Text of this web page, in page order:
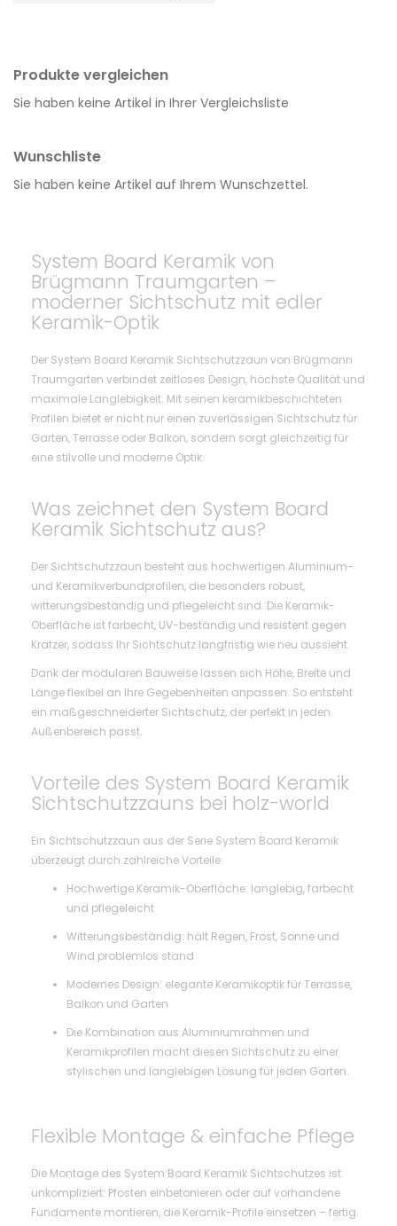
Produkte vergleichen
Sie haben keine Artikel in Ihrer Vergleichsliste
Wunschliste
Sie haben keine Artikel auf Ihrem Wunschzettel.
System Board Keramik von
Brügmann Traumgarten –
moderner Sichtschutz mit edler
Keramik-Optik
Der System Board Keramik Sichtschutzzaun von Brügmann
Traumgarten verbindet zeitloses Design, höchste Qualität und
maximale Langlebigkeit. Mit seinen keramikbeschichteten
Profilen bietet er nicht nur einen zuverlässigen Sichtschutz für
Garten, Terrasse oder Balkon, sondern sorgt gleichzeitig für
eine stilvolle und moderne Optik.
Was zeichnet den System Board
Keramik Sichtschutz aus?
Der Sichtschutzzaun besteht aus hochwertigen Aluminium-
und Keramikverbundprofilen, die besonders robust,
witterungsbeständig und pflegeleicht sind. Die Keramik-
Oberfläche ist farbecht, UV-beständig und resistent gegen
Kratzer, sodass Ihr Sichtschutz langfristig wie neu aussieht.
Dank der modularen Bauweise lassen sich Höhe, Breite und
Länge flexibel an Ihre Gegebenheiten anpassen. So entsteht
ein maßgeschneiderter Sichtschutz, der perfekt in jeden
Außenbereich passt.
Vorteile des System Board Keramik
Sichtschutzzauns bei holz-world
Ein Sichtschutzzaun aus der Serie System Board Keramik
überzeugt durch zahlreiche Vorteile:
Hochwertige Keramik-Oberfläche: langlebig, farbecht
und pflegeleicht
Witterungsbeständig: hält Regen, Frost, Sonne und
Wind problemlos stand
Modernes Design: elegante Keramikoptik für Terrasse,
Balkon und Garten
Die Kombination aus Aluminiumrahmen und
Keramikprofilen macht diesen Sichtschutz zu einer
stylischen und langlebigen Lösung für jeden Garten.
Flexible Montage & einfache Pflege
Die Montage des System Board Keramik Sichtschutzes ist
unkompliziert: Pfosten einbetonieren oder auf vorhandene
Fundamente montieren, die Keramik-Profile einsetzen – fertig.